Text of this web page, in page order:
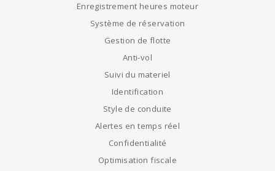
Enregistrement heures moteur
Système de réservation
Gestion de flotte
Anti-vol
Suivi du materiel
Identification
Style de conduite
Alertes en temps réel
Confidentialité
Optimisation fiscale